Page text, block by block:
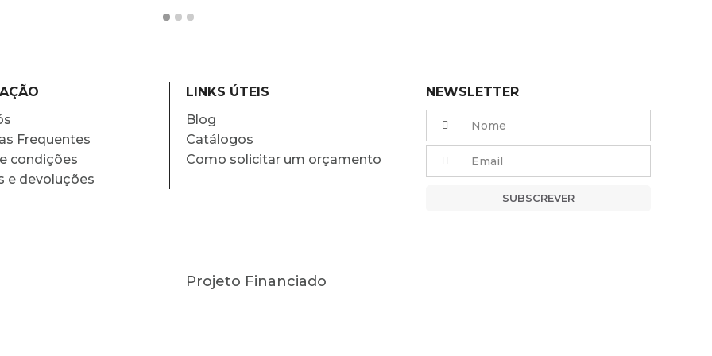
Frequentes
condições
e devoluções
LINKS ÚTEIS
Blog
Catálogos
Como solicitar um orçamento
Projeto Financiado
NEWSLETTER
SUBSCREVER